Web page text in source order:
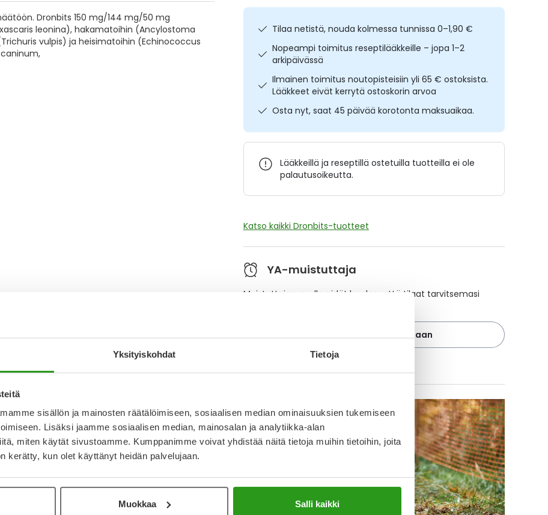
Yksityiskohdat Tietoja
sisällön ja mainosten räätälöimiseen, sosiaalisen median ominaisuuksien tukemiseen
Lisäksi jaamme sosiaalisen median, mainosalan ja analytiikka-alan
miten käytät sivustoamme. Kumppanimme voivat yhdistää näitä tietoja muihin tietoihin, joita
kerätty, kun olet käyttänyt heidän palvelujaan.
Muokkaa Salli kaikki
Dronbits 150 mg/144 mg/50 mg
leonina), hakamatoihin (Ancylostoma
vulpis) ja heisimatoihin (Echinococcus
Tilaa netistä, nouda kolmessa tunnissa 0–1,90 €
Nopeampi toimitus reseptilääkkeille – jopa 1–2
arkipäivässä
Ilmainen toimitus noutopisteisiin yli 65 € ostoksista.
Lääkkeet eivät kerrytä ostoskorin arvoa
Osta nyt, saat 45 päivää korotonta maksuaikaa.
Lääkkeillä ja reseptillä ostetuilla tuotteilla ei ole
palautusoikeutta.
Katso kaikki Dronbits-tuotteet
YA-muistuttaja
Muistuttajan avulla pidät huolen, että tilaat tarvitsemasi
Lisää tuote muistuttajaan